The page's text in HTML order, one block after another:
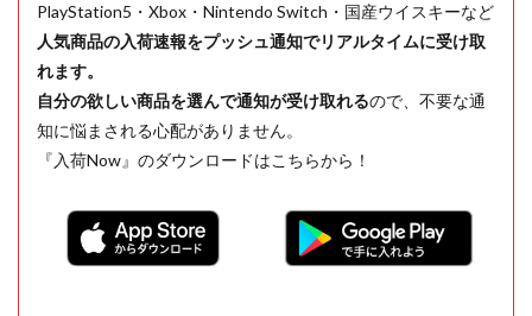
PlayStation5・Xbox・Nintendo Switch・国産ウイスキーなど
人気商品の入荷速報をプッシュ通知でリアルタイムに受け取
れます。
自分の欲しい商品を選んで通知が受け取れるので、不要な通
知に悩まされる心配がありません。
『入荷Now』のダウンロードはこちらから！